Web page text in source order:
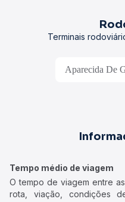
Terminais
Aparecida De
Tempo médio de viagem
O tempo de viagem entre
rota, viação, condições